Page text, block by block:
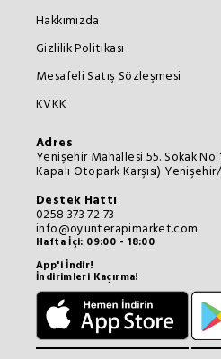
Hakkımızda
Gizlilik Politikası
Mesafeli Satış Sözleşmesi
KVKK
Adres
Yenişehir Mahallesi 55. Sokak
Kapalı Otopark Karşısı)
Destek Hattı
0258 373 72 73
info@oyunterapimarket.com
Hafta İçi: 09:00 - 18:00
App'i İndir!
İndirimleri Kaçırma!